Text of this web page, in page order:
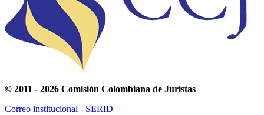
© 2011 - 2026 Comisión Colombiana de Juristas
Correo institucional - SERID